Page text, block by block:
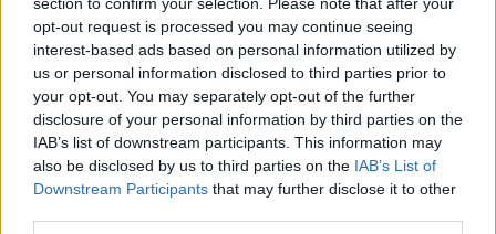
opt-out request is processed you may continue seeing
interest-based ads based on personal information utilized by
us or personal information disclosed to third parties prior to
your opt-out. You may separately opt-out of the further
disclosure of your personal information by third parties on the
IAB’s list of downstream participants. This information may
also be disclosed by us to third parties on the IAB’s List of
Downstream Participants that may further disclose it to other
Dino color Ascended,Draconic
Dragon's Kingdom,JVH
Klinger Additional Rustic
Maewing: Ported
Mining Drill (Cross-
Modern Plaster
Myrm's Custom Creations:
Net Pro,Omega Teleporters,